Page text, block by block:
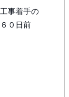
工事着手の
６０日前